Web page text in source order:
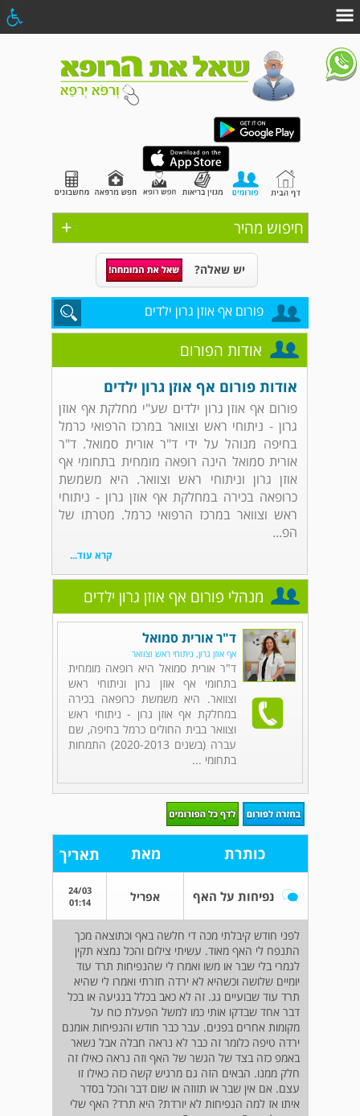
+ חיפוש מהיר
יש שאלה?
פורום אף אוזן גרון ילדים
אודות הפורום
אודות פורום אף אוזן גרון ילדים
פורום אף אוזן גרון ילדים שע"י מחלקת אף אוזן
גרון - ניתוחי ראש וצוואר במרכז הרפואי כרמל
בחיפה מנוהל על ידי ד"ר אורית סמואל. ד"ר
אורית סמואל הינה רופאה מומחית בתחומי אף
אוזן גרון וניתוחי ראש וצוואר. היא משמשת
כרופאה בכירה במחלקת אף אוזן גרון - ניתוחי
ראש וצוואר במרכז הרפואי כרמל. מטרתו של
הפ...
קרא עוד...
מנהלי פורום אף אוזן גרון ילדים
ד"ר אורית סמואל
אף אוזן גרון, ניתוחי ראש וצוואר
ד"ר אורית סמואל היא רופאה מומחית
בתחומי אף אוזן גרון וניתוחי ראש
וצוואר. היא משמשת כרופאה בכירה
במחלקת אף אוזן גרון - ניתוחי ראש
וצוואר בבית החולים כרמל בחיפה, שם
עברה (בשנים 2020-2013) התמחות
בתחומי ...
כותרת מאת תאריך
נפיחות על האף אפריל
24/03
01:14
לפני חודש קיבלתי מכה די חלשה באף וכתוצאה מכך
התנפח לי האף מאוד. עשיתי צילום והכל נמצא תקין
לגמרי בלי שבר או משו ואמרו לי שהנפיחות תרד עוד
יומיים שלושה וכשהיא לא ירדה חזרתי ואמרו לי שהיא
תרד עוד שבועיים גג. זה לא כאב בכלל בנגיעה או בכל
דבר אחד שבדקו אותי כמו למשל הפעלת כוח על
מקומות אחרים בפנים. עבר כבר חודש והנפיחות אומנם
ירדה טיפה כלומר זה כבר לא נראה חבלה אבל נשאר
באמפ כזה בצד של הגשר של האף וזה נראה כאילו זה
חלק ממנו. הבאים הזה גם מרגיש קשה כזה כאילו זו
עצם. אם אין שבר או תזוזה או שום דבר והכל בסדר
איתו אז למה הנפיחות לא יורדת? היא תרד? האף שלי